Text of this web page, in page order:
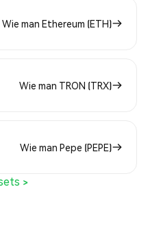
Wie man Ethereum (ETH)
Wie man TRON (TRX)
Wie man Pepe (PEPE)
>